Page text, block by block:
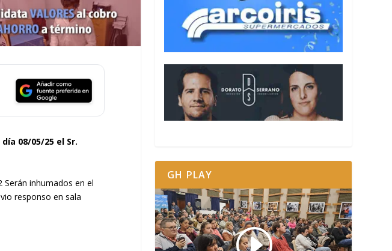
08/05/25 el Sr.
Serán inhumados en el
responso en sala
GH PLAY